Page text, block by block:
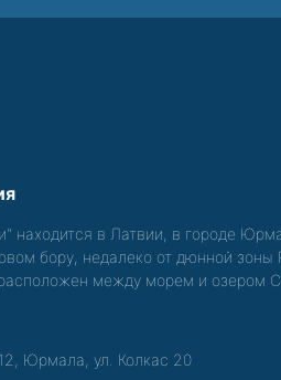
находится в Латвии, в городе
бору, недалеко от дюнной зоны
между морем и озером
Юрмала, ул. Колкас 20